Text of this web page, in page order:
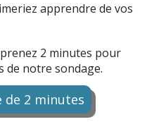
apprendre de vos
prenez 2 minutes pour
de notre sondage.
de 2 minutes